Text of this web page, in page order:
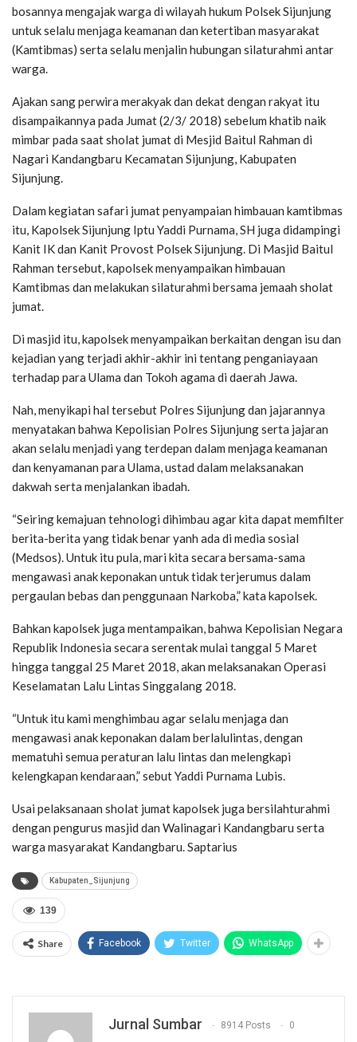
bosannya mengajak warga di wilayah hukum Polsek Sijunjung
untuk selalu menjaga keamanan dan ketertiban masyarakat
(Kamtibmas) serta selalu menjalin hubungan silaturahmi antar
warga.
Ajakan sang perwira merakyak dan dekat dengan rakyat itu
disampaikannya pada Jumat (2/3/ 2018) sebelum khatib naik
mimbar pada saat sholat jumat di Mesjid Baitul Rahman di
Nagari Kandangbaru Kecamatan Sijunjung, Kabupaten
Sijunjung.
Dalam kegiatan safari jumat penyampaian himbauan kamtibmas
itu, Kapolsek Sijunjung Iptu Yaddi Purnama, SH juga didampingi
Kanit IK dan Kanit Provost Polsek Sijunjung. Di Masjid Baitul
Rahman tersebut, kapolsek menyampaikan himbauan
Kamtibmas dan melakukan silaturahmi bersama jemaah sholat
jumat.
Di masjid itu, kapolsek menyampaikan berkaitan dengan isu dan
kejadian yang terjadi akhir-akhir ini tentang penganiayaan
terhadap para Ulama dan Tokoh agama di daerah Jawa.
Nah, menyikapi hal tersebut Polres Sijunjung dan jajarannya
menyatakan bahwa Kepolisian Polres Sijunjung serta jajaran
akan selalu menjadi yang terdepan dalam menjaga keamanan
dan kenyamanan para Ulama, ustad dalam melaksanakan
dakwah serta menjalankan ibadah.
“Seiring kemajuan tehnologi dihimbau agar kita dapat memfilter
berita-berita yang tidak benar yanh ada di media sosial
(Medsos). Untuk itu pula, mari kita secara bersama-sama
mengawasi anak keponakan untuk tidak terjerumus dalam
pergaulan bebas dan penggunaan Narkoba,” kata kapolsek.
Bahkan kapolsek juga mentampaikan, bahwa Kepolisian Negara
Republik Indonesia secara serentak mulai tanggal 5 Maret
hingga tanggal 25 Maret 2018, akan melaksanakan Operasi
Keselamatan Lalu Lintas Singgalang 2018.
“Untuk itu kami menghimbau agar selalu menjaga dan
mengawasi anak keponakan dalam berlalulintas, dengan
mematuhi semua peraturan lalu lintas dan melengkapi
kelengkapan kendaraan,” sebut Yaddi Purnama Lubis.
Usai pelaksanaan sholat jumat kapolsek juga bersilahturahmi
dengan pengurus masjid dan Walinagari Kandangbaru serta
warga masyarakat Kandangbaru. Saptarius
Kabupaten_Sijunjung
139
Share Facebook Twitter WhatsApp
Jurnal Sumbar 8914 Posts 0